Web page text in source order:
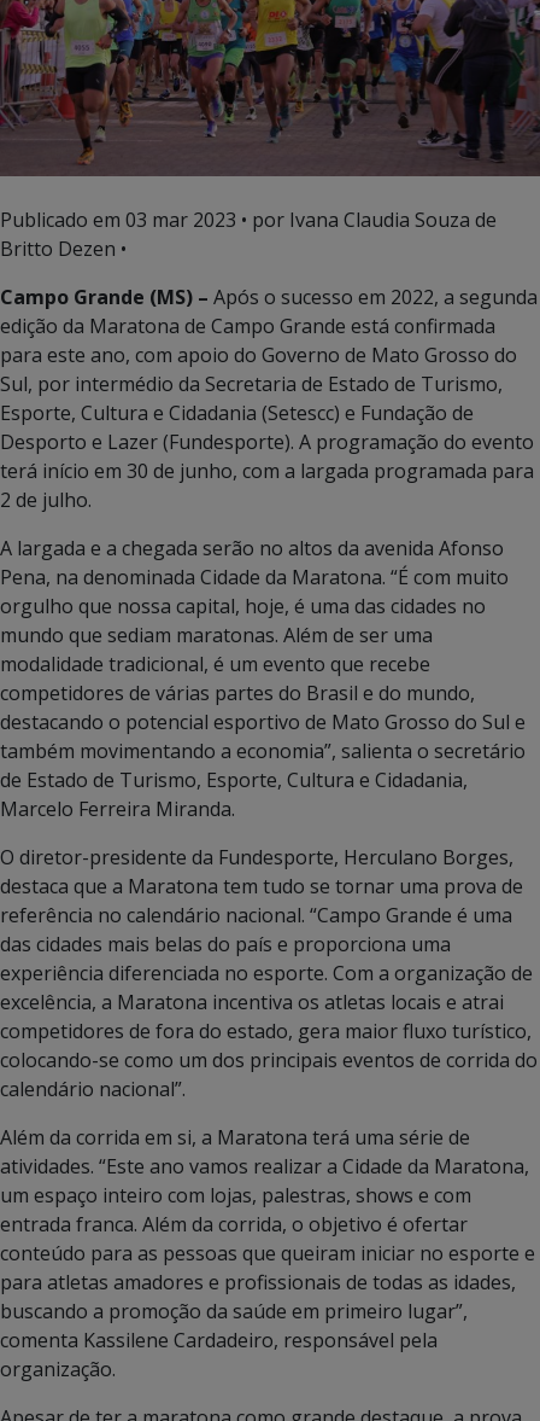
Publicado em 03 mar 2023 • por Ivana Claudia Souza de
Britto Dezen •
Campo Grande (MS) – Após o sucesso em 2022, a segunda
edição da Maratona de Campo Grande está confirmada
para este ano, com apoio do Governo de Mato Grosso do
Sul, por intermédio da Secretaria de Estado de Turismo,
Esporte, Cultura e Cidadania (Setescc) e Fundação de
Desporto e Lazer (Fundesporte). A programação do evento
terá início em 30 de junho, com a largada programada para
2 de julho.
A largada e a chegada serão no altos da avenida Afonso
Pena, na denominada Cidade da Maratona. “É com muito
orgulho que nossa capital, hoje, é uma das cidades no
mundo que sediam maratonas. Além de ser uma
modalidade tradicional, é um evento que recebe
competidores de várias partes do Brasil e do mundo,
destacando o potencial esportivo de Mato Grosso do Sul e
também movimentando a economia”, salienta o secretário
de Estado de Turismo, Esporte, Cultura e Cidadania,
Marcelo Ferreira Miranda.
O diretor-presidente da Fundesporte, Herculano Borges,
destaca que a Maratona tem tudo se tornar uma prova de
referência no calendário nacional. “Campo Grande é uma
das cidades mais belas do país e proporciona uma
experiência diferenciada no esporte. Com a organização de
excelência, a Maratona incentiva os atletas locais e atrai
competidores de fora do estado, gera maior fluxo turístico,
colocando-se como um dos principais eventos de corrida do
calendário nacional”.
Além da corrida em si, a Maratona terá uma série de
atividades. “Este ano vamos realizar a Cidade da Maratona,
um espaço inteiro com lojas, palestras, shows e com
entrada franca. Além da corrida, o objetivo é ofertar
conteúdo para as pessoas que queiram iniciar no esporte e
para atletas amadores e profissionais de todas as idades,
buscando a promoção da saúde em primeiro lugar”,
comenta Kassilene Cardadeiro, responsável pela
organização.